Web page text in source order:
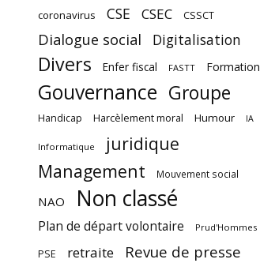
coronavirus CSE CSEC CSSCT
Dialogue social Digitalisation
Divers Enfer fiscal FASTT Formation
Gouvernance Groupe
Handicap Harcèlement moral Humour IA
Informatique
juridique
Management
Mouvement social
NAO Non classé
Plan de départ volontaire Prud'Hommes
PSE retraite Revue de presse